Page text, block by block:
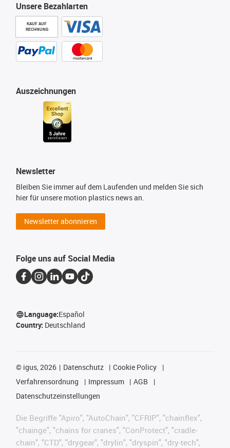
Unsere Bezahlarten
KAUF AUF
RECHNUNG
Auszeichnungen
Newsletter
Bleiben Sie immer auf dem Laufenden und melden Sie sich
hier für unsere motion plastics news an.
Newsletter abonnieren
Folge uns auf Social Media
Language:Español
Country: Deutschland
© igus, 2026 Datenschutz
Cookie Policy
Verfahrensordnung
Impressum
AGB
Datenschutzeinstellungen
Die Begriffe "Apiro", "AutoChain", "CFRIP", "chainflex",
"chainge", "chains for cranes", "ConProtect", "cradle-
chain", "CTD", "drygear", "drylin", "dryspin", "dry-tech",